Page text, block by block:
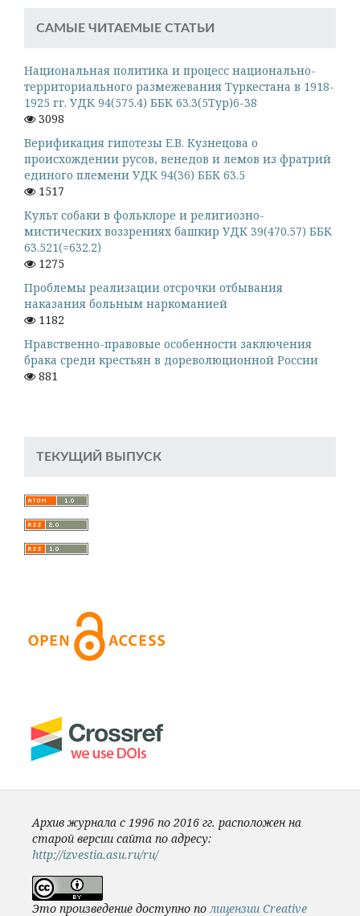
САМЫЕ ЧИТАЕМЫЕ СТАТЬИ
Национальная политика и процесс национально-
территориального размежевания Туркестана в 1918-
1925 гг. УДК 94(575.4) ББК 63.3(5Тур)6-38
3098
Верификация гипотезы Е.В. Кузнецова о
происхождении русов, венедов и лемов из фратрий
единого племени УДК 94(36) ББК 63.5
1517
Культ собаки в фольклоре и религиозно-
мистических воззрениях башкир УДК 39(470.57) ББК
63.521(=632.2)
1275
Проблемы реализации отсрочки отбывания
наказания больным наркоманией
1182
Нравственно-правовые особенности заключения
брака среди крестьян в дореволюционной России
881
ТЕКУЩИЙ ВЫПУСК
Архив журнала с 1996 по 2016 гг. расположен на
старой версии сайта по адресу:
http://izvestia.asu.ru/ru/
Это произведение доступно полицензии Creative